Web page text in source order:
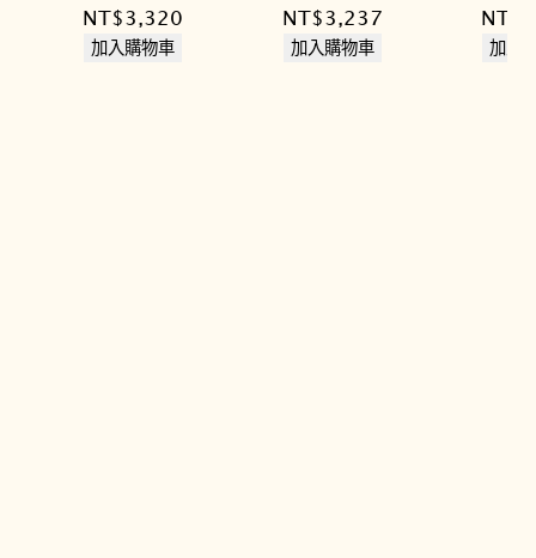
原
始
NT$3,320
加入購物車
原
始
NT$3,237目
加入購物車
原
始
NT$
加入